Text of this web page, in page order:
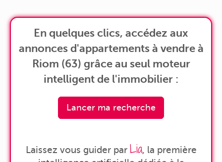
En quelques clics, accédez aux
annonces d'appartements à vendre à
Riom (63) grâce au seul moteur
intelligent de l'immobilier :
Lancer ma recherche
Laissez vous guider par Lia, la première